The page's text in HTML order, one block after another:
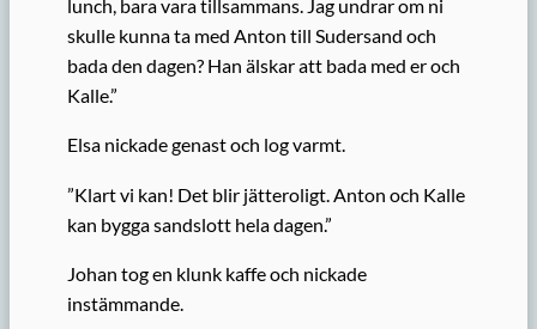
lunch, bara vara tillsammans. Jag undrar om ni
skulle kunna ta med Anton till Sudersand och
bada den dagen? Han älskar att bada med er och
Kalle.”
Elsa nickade genast och log varmt.
”Klart vi kan! Det blir jätteroligt. Anton och Kalle
kan bygga sandslott hela dagen.”
Johan tog en klunk kaffe och nickade
instämmande.